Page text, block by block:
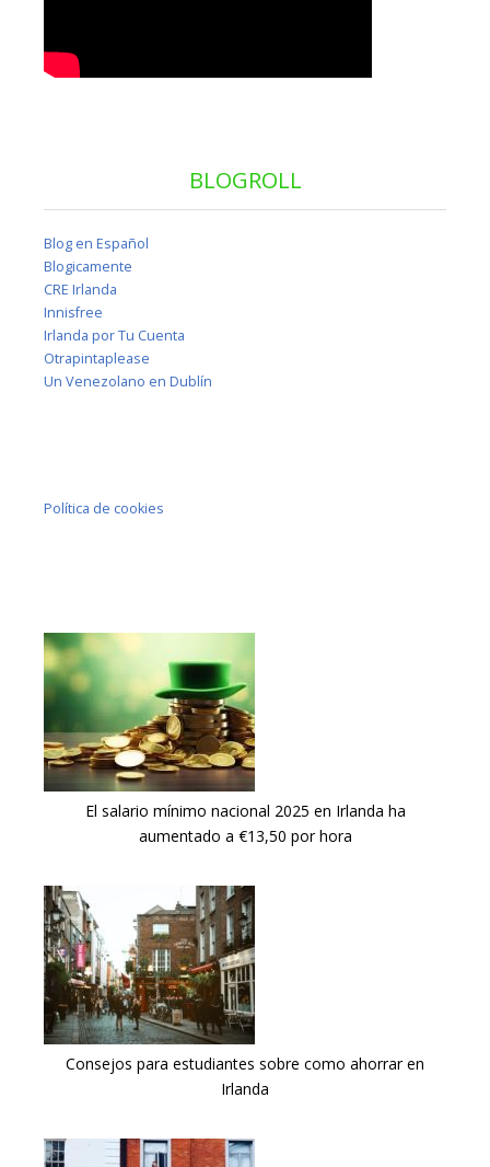
BLOGROLL
Blog en Español
Blogicamente
CRE Irlanda
Innisfree
Irlanda por Tu Cuenta
Otrapintaplease
Un Venezolano en Dublín
Política de cookies
El salario mínimo nacional 2025 en Irlanda ha
aumentado a €13,50 por hora
Consejos para estudiantes sobre como ahorrar en
Irlanda